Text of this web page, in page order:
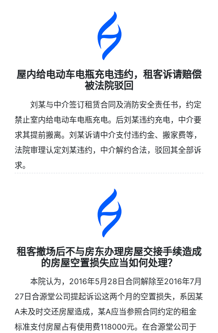
屋内给电动车电瓶充电违约，租客诉请赔偿
被法院驳回
刘某与中介签订租赁合同及消防安全责任书，约定
禁止室内给电动车电瓶充电。后刘某违约充电，中介要
求其提前搬离。刘某诉请中介支付违约金、搬家费等，
法院审理认定刘某违约，中介解约合法，驳回其全部诉
求。
租客撤场后不与房东办理房屋交接手续造成
的房屋空置损失应当如何处理？
本院认为，2016年5月28日合同解除至2016年7月
27日合源堂公司提起诉讼这两个月的空置损失，系因某
A未及时交还房屋造成，某A应当参照合同约定的租金
标准支付房屋占有使用费118000元。在合源堂公司于